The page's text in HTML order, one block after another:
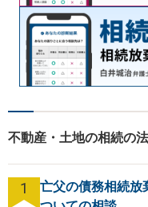
不動産・土地の相続の
1
亡父の債務相続放